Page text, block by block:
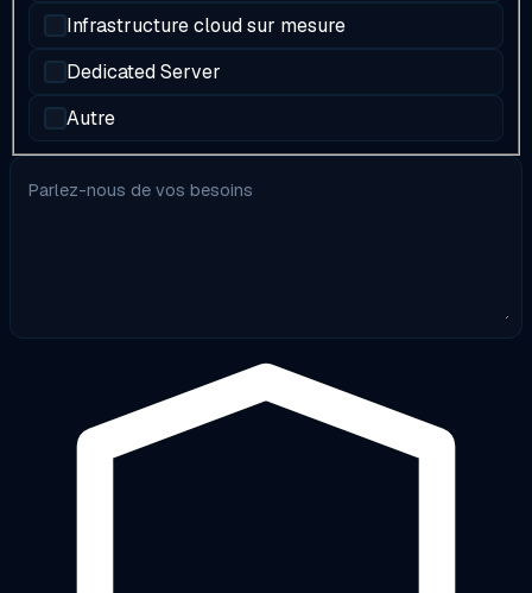
Infrastructure cloud sur mesure
Dedicated Server
Autre
Parlez-nous de vos besoins